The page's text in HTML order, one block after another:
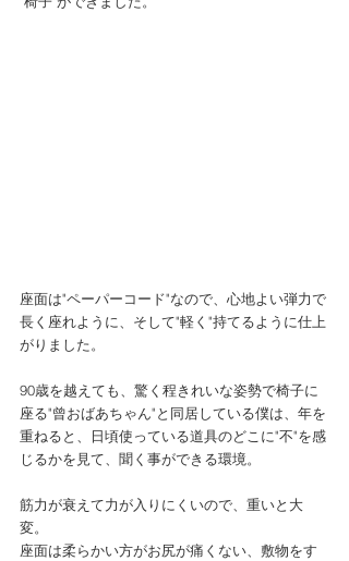
座面は"ペーパーコード"なので、心地よい弾力で
長く座れように、そして"軽く"持てるように仕上
がりました。
90歳を越えても、驚く程きれいな姿勢で椅子に
座る"曾おばあちゃん"と同居している僕は、年を
重ねると、日頃使っている道具のどこに"不"を感
じるかを見て、聞く事ができる環境。
筋力が衰えて力が入りにくいので、重いと大
変。
座面は柔らかい方がお尻が痛くない、敷物をす